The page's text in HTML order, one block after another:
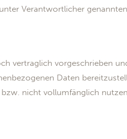
Verantwortlicher
vertraglich vorgeschrieben
Daten
nicht vollumfänglich